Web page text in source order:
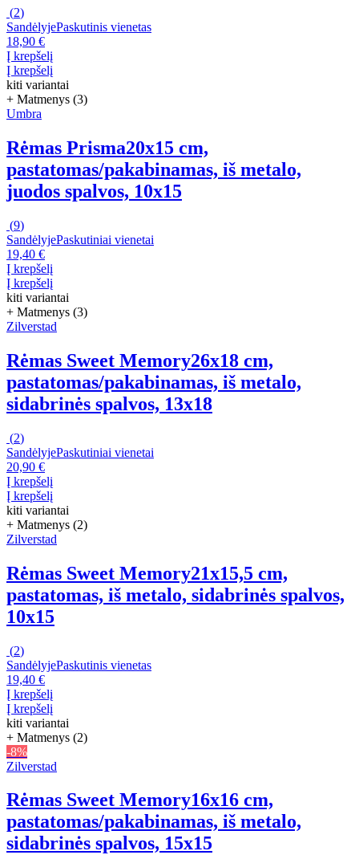
(2)
SandėlyjePaskutinis vienetas
18,90 €
Į krepšelį
Į krepšelį
kiti variantai
+ Matmenys (3)
Umbra
Rėmas Prisma20x15 cm,
pastatomas/pakabinamas, iš metalo,
juodos spalvos, 10x15
(9)
SandėlyjePaskutiniai vienetai
19,40 €
Į krepšelį
Į krepšelį
kiti variantai
+ Matmenys (3)
Zilverstad
Rėmas Sweet Memory26x18 cm,
pastatomas/pakabinamas, iš metalo,
sidabrinės spalvos, 13x18
(2)
SandėlyjePaskutiniai vienetai
20,90 €
Į krepšelį
Į krepšelį
kiti variantai
+ Matmenys (2)
Zilverstad
Rėmas Sweet Memory21x15,5 cm,
pastatomas, iš metalo, sidabrinės spalvos,
10x15
(2)
SandėlyjePaskutinis vienetas
19,40 €
Į krepšelį
Į krepšelį
kiti variantai
+ Matmenys (2)
-8%
Zilverstad
Rėmas Sweet Memory16x16 cm,
pastatomas/pakabinamas, iš metalo,
sidabrinės spalvos, 15x15